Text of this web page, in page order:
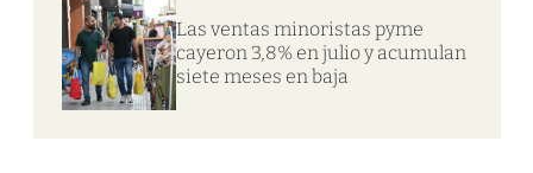
Las ventas minoristas pyme
cayeron 3,8% en julio y acumulan
siete meses en baja